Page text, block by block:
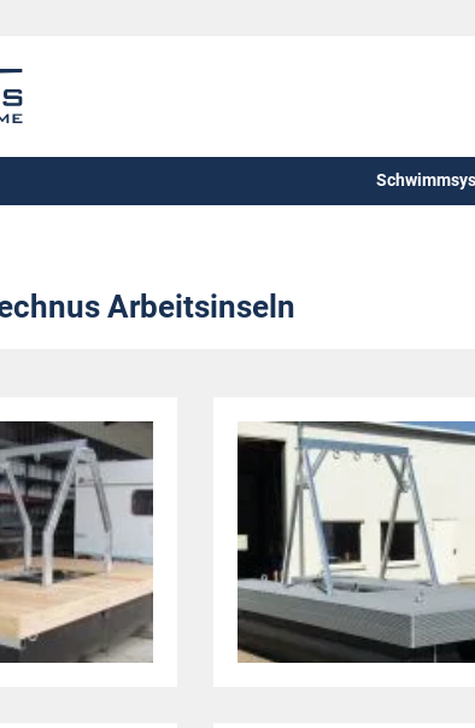
Arbeitsinseln